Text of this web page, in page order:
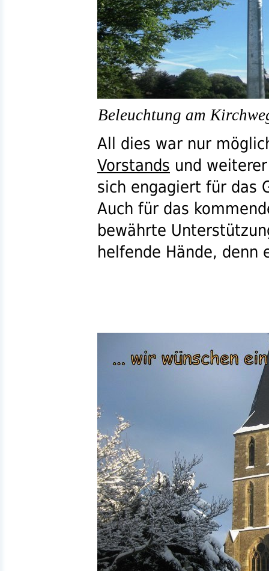
Beleuchtung am
All dies war nur
Vorstands und
sich engagiert für das
Auch für das
bewährte
helfende Hände,